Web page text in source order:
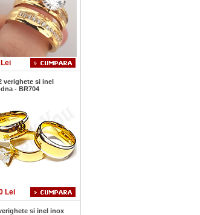
verighete si inel
- BR704
Lei
si inel inox